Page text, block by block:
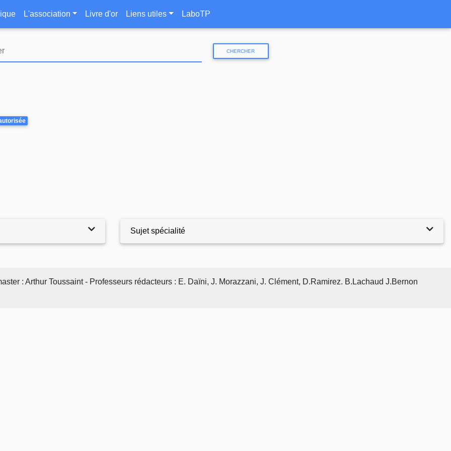
au
contenu
L'association Livre d'or Liens utiles LaboTP
CHERCHER
Sujet spécialité
: Arthur Toussaint - Professeurs rédacteurs : E. Daïni, J. Morazzani, J. Clément, D.Ramirez. B.Lachaud J.Bernon